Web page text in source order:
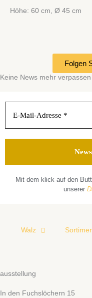
Höhe: 60 cm, Ø 45 cm
Folgen
Keine News mehr verpassen
Mit dem klick auf den
unserer
Walz
ausstellung
In den Fuchslöchern 15